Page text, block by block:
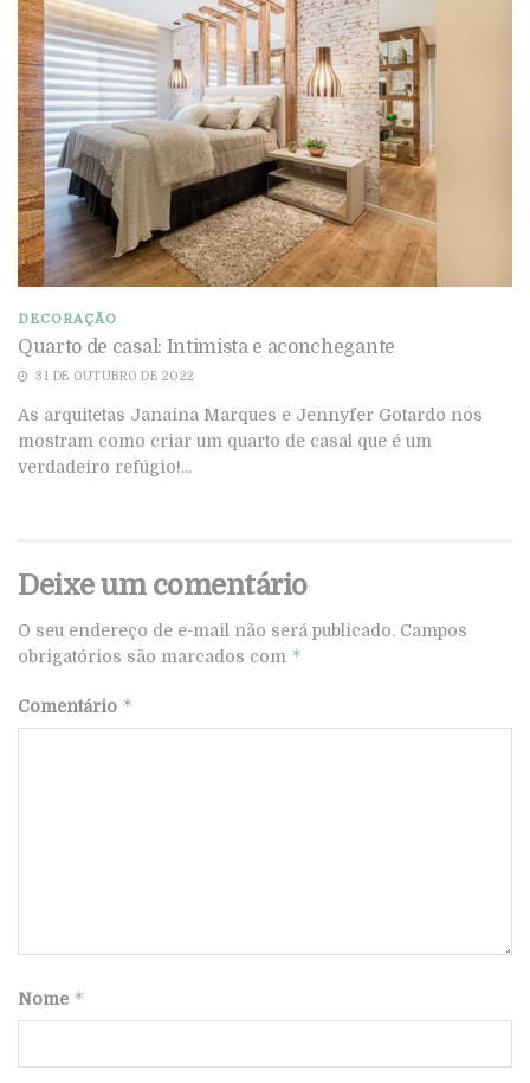
DECORAÇÃO
Quarto de casal: Intimista e aconchegante
31 DE OUTUBRO DE 2022
As arquitetas Janaina Marques e Jennyfer Gotardo nos
mostram como criar um quarto de casal que é um
verdadeiro refúgio!...
Deixe um comentário
O seu endereço de e-mail não será publicado. Campos
obrigatórios são marcados com *
Comentário *
Nome *